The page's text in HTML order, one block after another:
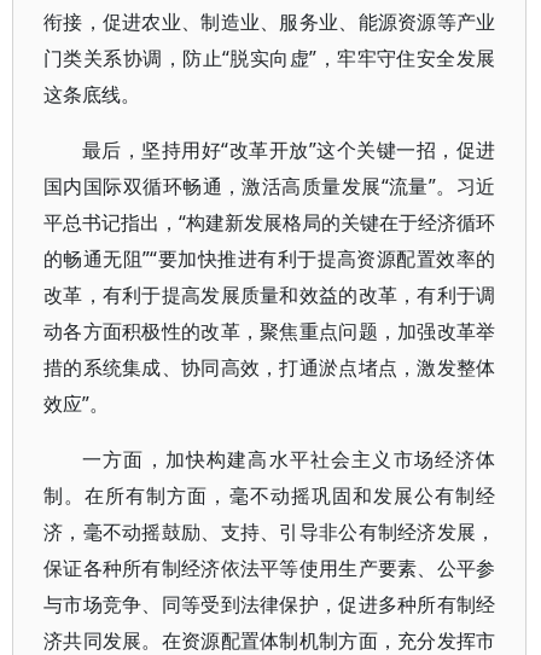
衔接，促进农业、制造业、服务业、能源资源等产业
门类关系协调，防止“脱实向虚”，牢牢守住安全发展
这条底线。
最后，坚持用好“改革开放”这个关键一招，促进
国内国际双循环畅通，激活高质量发展“流量”。习近
平总书记指出，“构建新发展格局的关键在于经济循环
的畅通无阻”“要加快推进有利于提高资源配置效率的
改革，有利于提高发展质量和效益的改革，有利于调
动各方面积极性的改革，聚焦重点问题，加强改革举
措的系统集成、协同高效，打通淤点堵点，激发整体
效应”。
一方面，加快构建高水平社会主义市场经济体
制。在所有制方面，毫不动摇巩固和发展公有制经
济，毫不动摇鼓励、支持、引导非公有制经济发展，
保证各种所有制经济依法平等使用生产要素、公平参
与市场竞争、同等受到法律保护，促进多种所有制经
济共同发展。在资源配置体制机制方面，充分发挥市